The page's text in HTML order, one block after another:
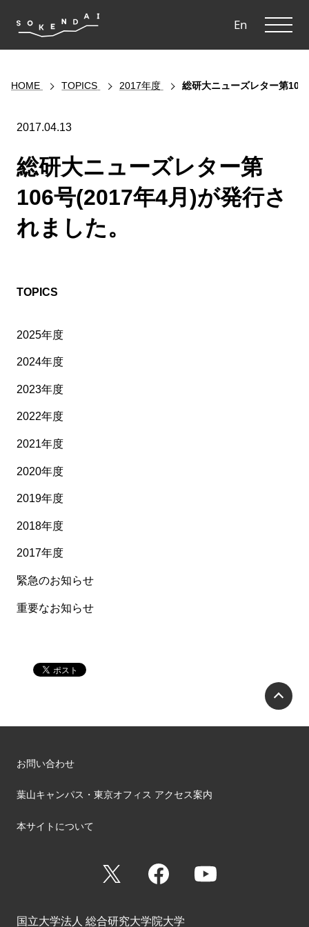
En
HOME TOPICS 2017年度 総研大ニューズレター第
2017.04.13
総研大ニューズレター第
106号(2017年4月)が発行さ
れました。
TOPICS
2025年度
2024年度
2023年度
2022年度
2021年度
2020年度
2019年度
2018年度
2017年度
緊急のお知らせ
重要なお知らせ
お問い合わせ
葉山キャンパス・東京オフィス アクセス案内
本サイトについて
Facebook
国立大学法人 総合研究大学院大学